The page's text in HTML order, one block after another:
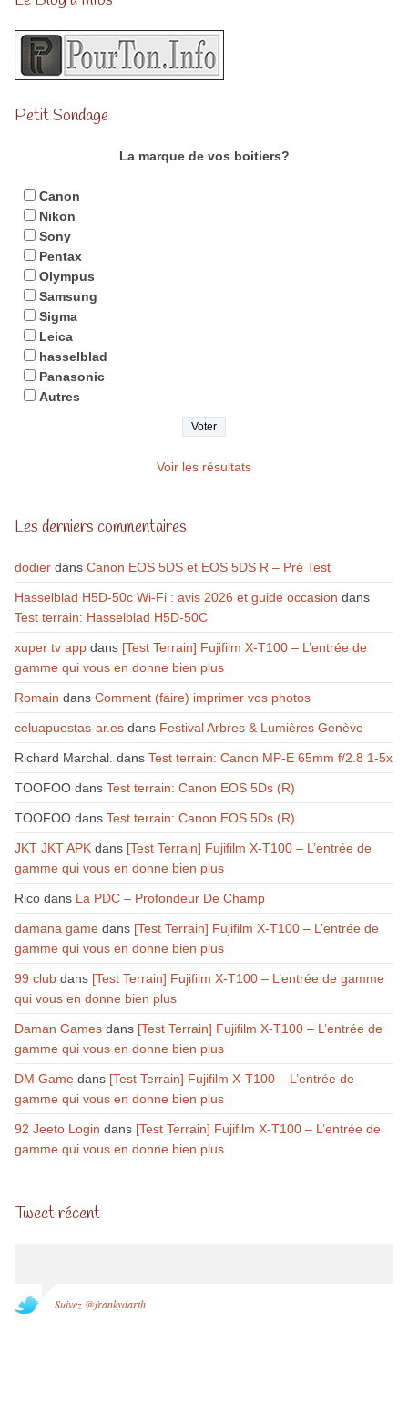
Petit Sondage
La marque de vos boitiers?
Canon
Nikon
Sony
Pentax
Olympus
Samsung
Sigma
Leica
hasselblad
Panasonic
Autres
Voir les résultats
Les derniers commentaires
dodierdans Canon EOS 5DS et EOS 5DS R – Pré Test
Hasselblad H5D-50c Wi-Fi : avis 2026 et guide occasion dans
Test terrain: Hasselblad H5D-50C
xuper tv appdans [Test Terrain] Fujifilm X-T100 – L’entrée de
gamme qui vous en donne bien plus
Romain dans Comment (faire) imprimer vos photos
celuapuestas-ar.esdans Festival Arbres & Lumières Genève
Richard Marchal. dans Test terrain: Canon MP-E 65mm f/2.8 1-5x
TOOFOOdans Test terrain: Canon EOS 5Ds (R)
TOOFOOdans Test terrain: Canon EOS 5Ds (R)
JKT JKT APKdans [Test Terrain] Fujifilm X-T100 – L’entrée de
gamme qui vous en donne bien plus
Ricodans La PDC – Profondeur De Champ
damana gamedans [Test Terrain] Fujifilm X-T100 – L’entrée de
gamme qui vous en donne bien plus
99 clubdans [Test Terrain] Fujifilm X-T100 – L’entrée de gamme
qui vous en donne bien plus
Daman Gamesdans [Test Terrain] Fujifilm X-T100 – L’entrée de
gamme qui vous en donne bien plus
DM Gamedans [Test Terrain] Fujifilm X-T100 – L’entrée de
gamme qui vous en donne bien plus
92 Jeeto Login dans [Test Terrain] Fujifilm X-T100 – L’entrée de
gamme qui vous en donne bien plus
Tweet récent
Suivez @frankydarth